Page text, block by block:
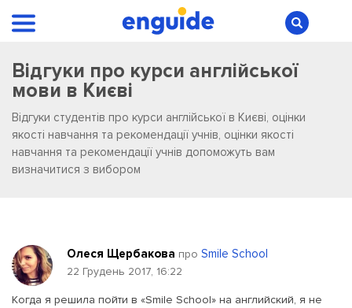
Відгуки про курси англійської
мови в Києві
Відгуки студентів про курси англійської в Києві, оцінки
якості навчання та рекомендації учнів, оцінки якості
навчання та рекомендації учнів допоможуть вам
визначитися з вибором
Олеся Щербакова про Smile School
22 Грудень 2017, 16:22
Когда я решила пойти в «Smile School» на английский, я не